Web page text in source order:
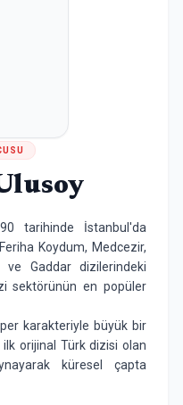
tarihinde İstanbul'da
Koydum, Medcezir,
ve Gaddar dizilerindeki
sektörünün en popüler
karakteriyle büyük bir
orijinal Türk dizisi olan
küresel çapta